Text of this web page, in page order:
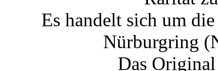
Es handelt sich um
Nürburgring
Das